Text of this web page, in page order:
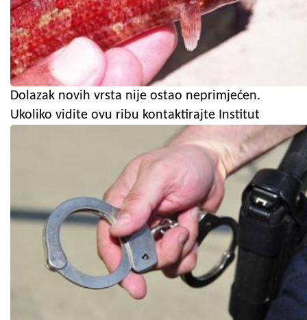
Dolazak novih vrsta nije ostao neprimjećen.
Ukoliko vidite ovu ribu kontaktirajte Institut